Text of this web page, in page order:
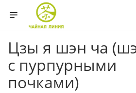
Цзы я шэн ча
с пурпурными
почками)